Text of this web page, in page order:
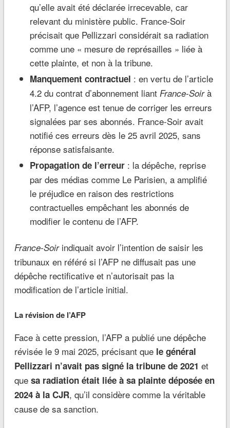
qu’elle avait été déclarée irrecevable, car
relevant du ministère public. France-Soir
précisait que Pellizzari considérait sa radiation
comme une « mesure de représailles » liée à
cette plainte, et non à la tribune.
Manquement contractuel : en vertu de l’article
4.2 du contrat d’abonnement liant France-Soirà
l’AFP, l’agence est tenue de corriger les erreurs
signalées par ses abonnés. France-Soir avait
notifié ces erreurs dès le 25 avril 2025, sans
réponse satisfaisante.
Propagation de l’erreur: la dépêche, reprise
par des médias comme Le Parisien, a amplifié
le préjudice en raison des restrictions
contractuelles empêchant les abonnés de
modifier le contenu de l’AFP.
France-Soirindiquait avoir l’intention de saisir les
tribunaux en référé si l’AFP ne diffusait pas une
dépêche rectificative et n’autorisait pas la
modification de l’article initial.
La révision de l’AFP
Face à cette pression, l’AFP a publié une dépêche
révisée le 9 mai 2025, précisant que le général
Pellizzari n’avait pas signé la tribune de 2021 et
que sa radiation était liée à sa plainte déposée en
2024 à la CJR, qu’il considère comme la véritable
cause de sa sanction.